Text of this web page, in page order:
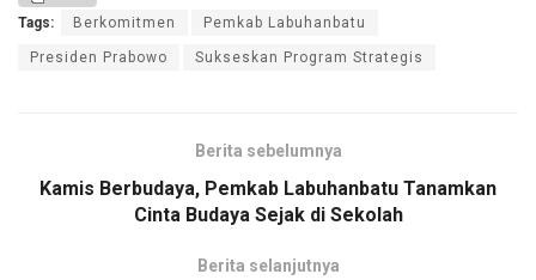
Tags: Berkomitmen Pemkab Labuhanbatu
Presiden Prabowo Sukseskan Program Strategis
Berita sebelumnya
Kamis Berbudaya, Pemkab Labuhanbatu Tanamkan
Cinta Budaya Sejak di Sekolah
Berita selanjutnya